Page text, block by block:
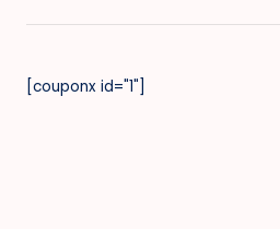
[couponx id="1"]